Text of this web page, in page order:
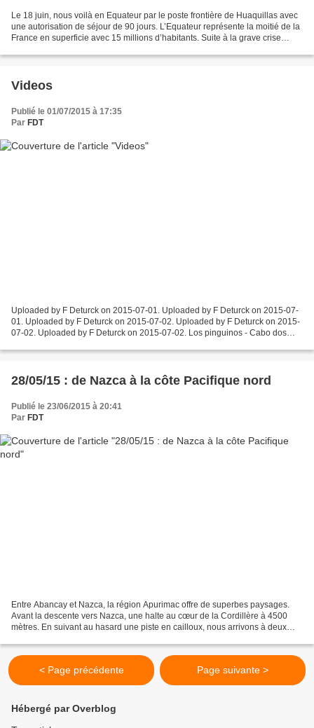
Le 18 juin, nous voilà en Equateur par le poste frontière de Huaquillas avec
une autorisation de séjour de 90 jours. L’Equateur représente la moitié de la
France en superficie avec 15 millions d’habitants. Suite à la grave crise
Videos
Publié le 01/07/2015 à 17:35
Par FDT
Uploaded by F Deturck on 2015-07-01. Uploaded by F Deturck on 2015-07-
01. Uploaded by F Deturck on 2015-07-02. Uploaded by F Deturck on 2015-
07-02. Uploaded by F Deturck on 2015-07-02. Los pinguinos - Cabo dos
28/05/15 : de Nazca à la côte Pacifique nord
Publié le 23/06/2015 à 20:41
Par FDT
Entre Abancay et Nazca, la région Apurimac offre de superbes paysages.
Avant la descente vers Nazca, une halte au cœur de la Cordillère à 4500
mètres. En suivant au hasard une piste en cailloux, nous arrivons à deux
< Page précédente Page suivante >
Hébergé par Overblog